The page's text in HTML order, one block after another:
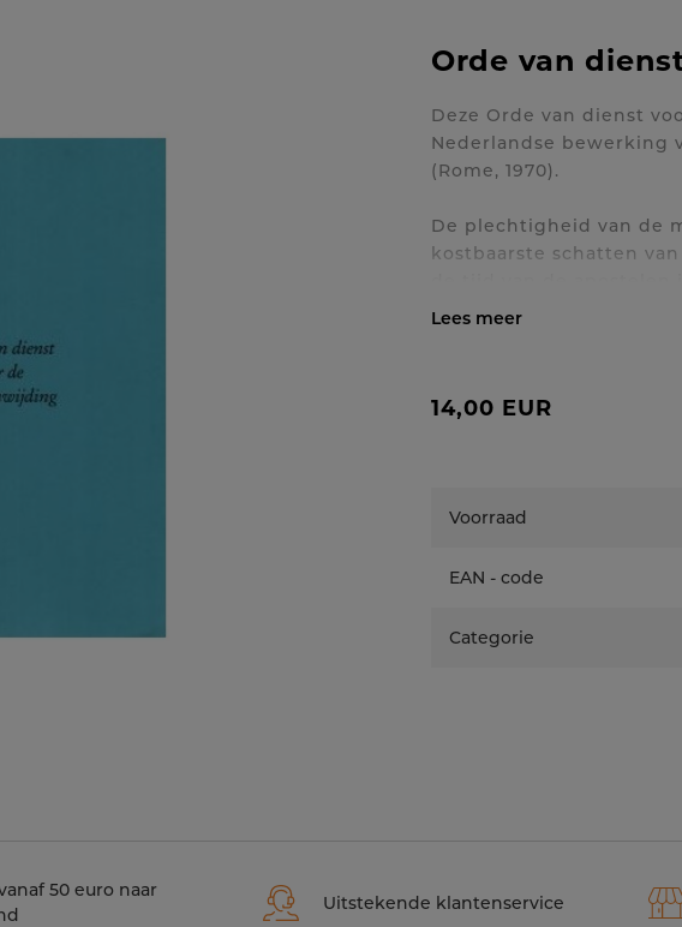
Orde van
Deze Orde van dienst
Nederlandse bewerking
(Rome, 1970).
De plechtigheid van de
kostbaarste schatten
God toegewijd. Sinds
14,00 EUR
Voorraad
EAN - code
Categorie
50 euro naar
Uitstekende klantenservice